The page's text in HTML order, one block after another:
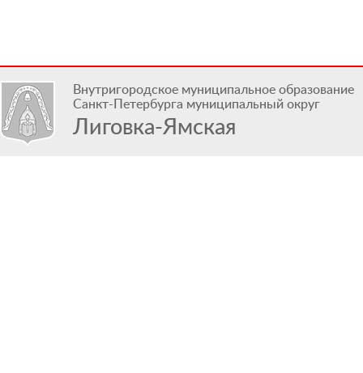
Внутригородское муниципальное образование
Санкт-Петербурга муниципальный округ
Лиговка-Ямская